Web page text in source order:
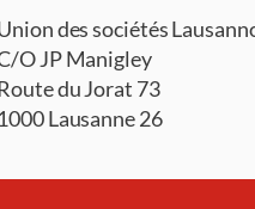
des sociétés
O JP Manigley
du Jorat 73
1000 Lausanne 26